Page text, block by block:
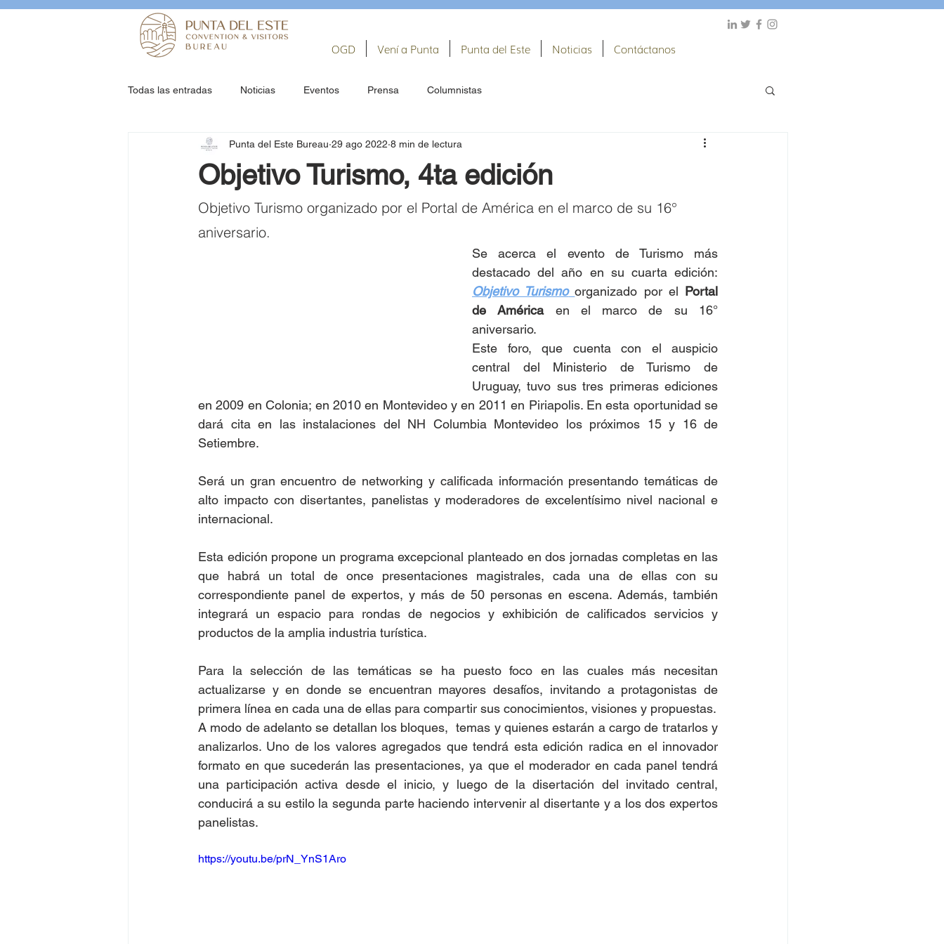
OGD Vení a Punta Punta del Este Noticias Contáctanos
Todas las entradas Noticias Eventos Prensa Columnistas
Objetivo Turismo, 4ta edición
Punta del Este Bureau 29 ago 2022 8 min de lectura
Objetivo Turismo organizado por el Portal de América en el marco de su 16°
aniversario.
Se acerca el evento de Turismo más
Objetivo Turismo organizado por el Portal
de América en el marco de su 16°
aniversario.
Este foro, que cuenta con el auspicio
central del Ministerio de Turismo de
Uruguay, tuvo sus tres primeras ediciones
en 2009 en Colonia; en 2010 en Montevideo y en 2011 en Piriapolis. En esta oportunidad se
dará cita en las instalaciones del NH Columbia Montevideo los próximos 15 y 16 de
Setiembre.
Será un gran encuentro de networking y calificada información presentando temáticas de
alto impacto con disertantes, panelistas y moderadores de excelentísimo nivel nacional e
internacional.
Esta edición propone un programa excepcional planteado en dos jornadas completas en las
que habrá un total de once presentaciones magistrales, cada una de ellas con su
correspondiente panel de expertos, y más de 50 personas en escena. Además, también
integrará un espacio para rondas de negocios y exhibición de calificados servicios y
productos de la amplia industria turística.
Para la selección de las temáticas se ha puesto foco en las cuales más necesitan
actualizarse y en donde se encuentran mayores desafíos, invitando a protagonistas de
primera línea en cada una de ellas para compartir sus conocimientos, visiones y propuestas.
A modo de adelanto se detallan los bloques,  temas y quienes estarán a cargo de tratarlos y
analizarlos. Uno de los valores agregados que tendrá esta edición radica en el innovador
formato en que sucederán las presentaciones, ya que el moderador en cada panel tendrá
una participación activa desde el inicio, y luego de la disertación del invitado central,
conducirá a su estilo la segunda parte haciendo intervenir al disertante y a los dos expertos
panelistas.
https://youtu.be/prN_YnS1Aro